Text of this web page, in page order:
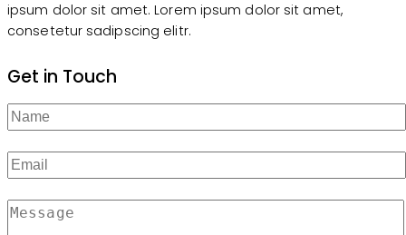
ipsum dolor sit amet. Lorem ipsum dolor sit amet,
consetetur sadipscing elitr.
Get in Touch